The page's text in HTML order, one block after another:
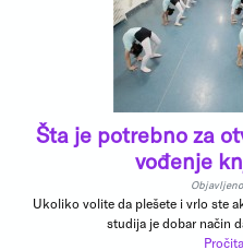
Šta je potrebno za
vođenje
Ukoliko volite da plešete i vrlo ste
studija je dobar način